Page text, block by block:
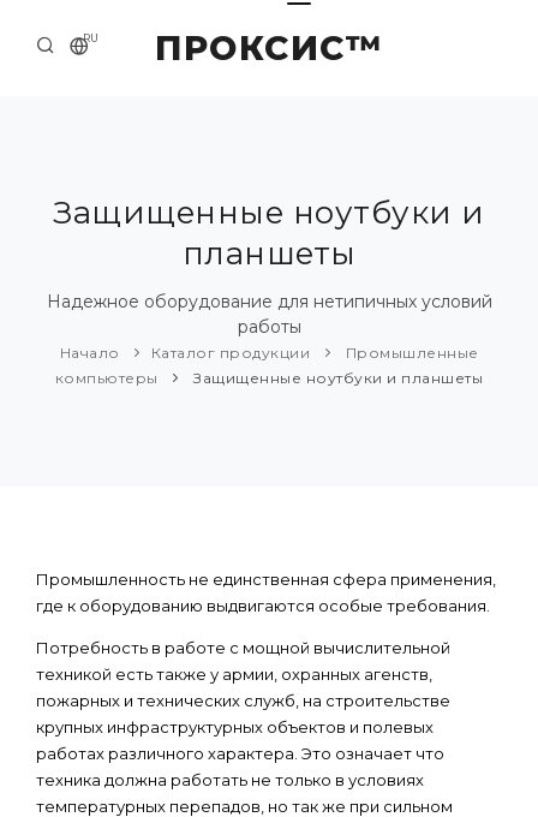
ПРОКСИС™
RU
О КОМПАНИИ
ПРИМЕРЫ И РЕШЕНИЯ
КАТАЛОГ ПРОДУКЦИИ
ПРЕСС-ЦЕНТР
Защищенные ноутбуки и
планшеты
Надежное оборудование для нетипичных условий
работы
Начало Каталог продукции
Промышленные
компьютеры
Защищенные ноутбуки и планшеты
Промышленность не единственная сфера применения,
где к оборудованию выдвигаются особые требования.
Потребность в работе с мощной вычислительной
техникой есть также у армии, охранных агенств,
пожарных и технических служб, на строительстве
крупных инфраструктурных объектов и полевых
работах различного характера. Это означает что
техника должна работать не только в условиях
температурных перепадов, но так же при сильном